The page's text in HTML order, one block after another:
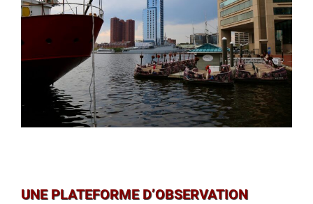
UNE PLATEFORME D’OBSERVATION